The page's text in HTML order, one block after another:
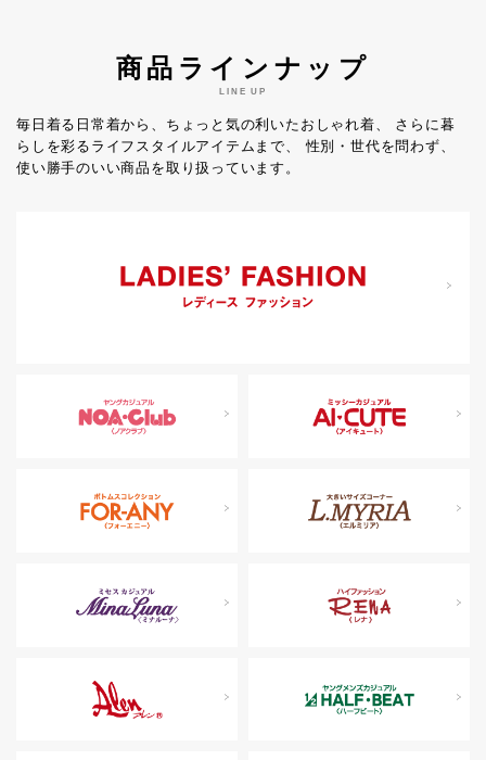
商品ラインナップ
LINE UP
毎日着る日常着から、ちょっと気の利いたおしゃれ着、
さらに暮
らしを彩るライフスタイルアイテムまで、
性別・世代を問わず、
使い勝手のいい商品を取り扱っています。